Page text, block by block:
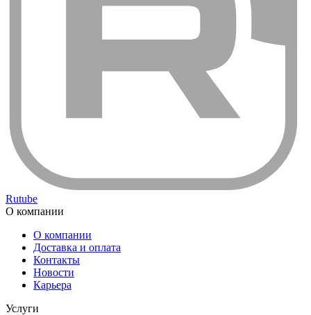
Rutube
О компании
О компании
Доставка и оплата
Контакты
Новости
Карьера
Услуги